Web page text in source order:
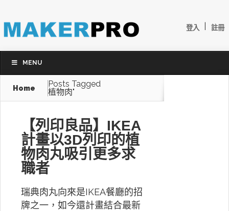
登入 註冊
MENU
Home
Posts Tagged
植物肉"
【列印良品】IKEA
計畫以3D列印的植
物肉丸吸引更多求
職者
瑞典肉丸向來是IKEA餐廳的招
牌之一，如今還計畫結合最新